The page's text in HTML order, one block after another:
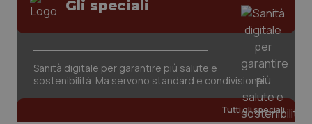
Gli speciali
Sanità digitale per garantire più salute e
sostenibilità. Ma servono standard e condivisione
Tutti gli speciali